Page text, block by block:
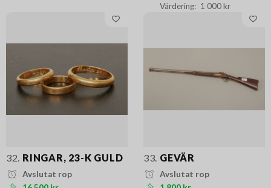
1 000 kr
32. RINGAR, 23-K GULD
Avslutat rop
33. GEVÄR
Avslutat rop